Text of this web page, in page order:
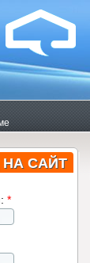
НА САЙТ
*